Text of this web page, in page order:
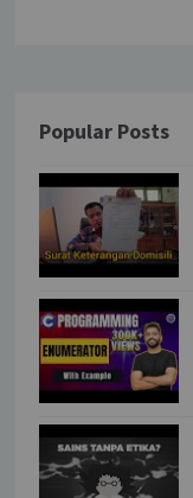
Popular Posts